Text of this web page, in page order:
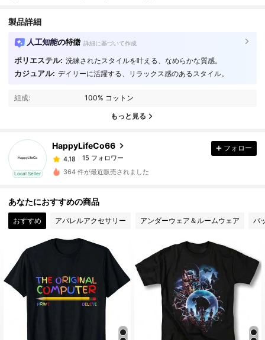
製品詳細
人工知能の特徴 詳細に基づいて作成
ポリエステル: 洗練されたスタイルを叶える、なめらかな質感。
カジュアル: デイリーに活躍する、リラックス感のあるスタイル。
組成: 100% コットン
もっと見る
Local Seller
HappyLifeCo66
4.18 15 フォロワー
15 フォロワー
15 フォロワー
4.18 15 フォロワー
15 フォロワー
15 フォロワー
フォロー
364 件が最近販売されました
あなたにおすすめの商品
おすすめ アパレルアクセサリー アンダーウェア＆ルームウェア バ